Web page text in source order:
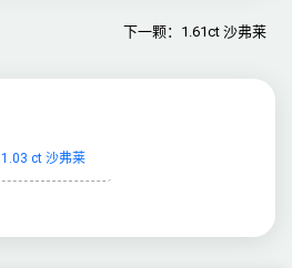
下一颗：1.61ct 沙弗莱
1.03 ct 沙弗莱